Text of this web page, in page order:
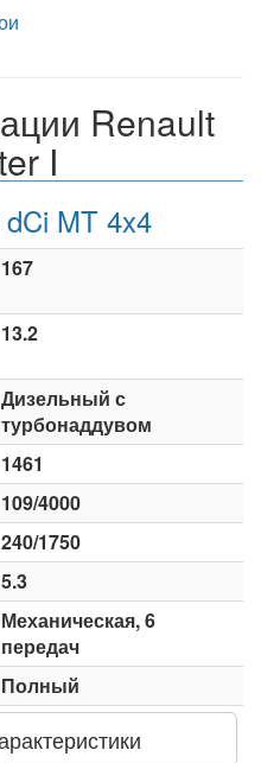
Renault
I
MT 4x4
167
13.2
Дизельный с
турбонаддувом
1461
109/4000
240/1750
5.3
Механическая, 6
передач
Полный